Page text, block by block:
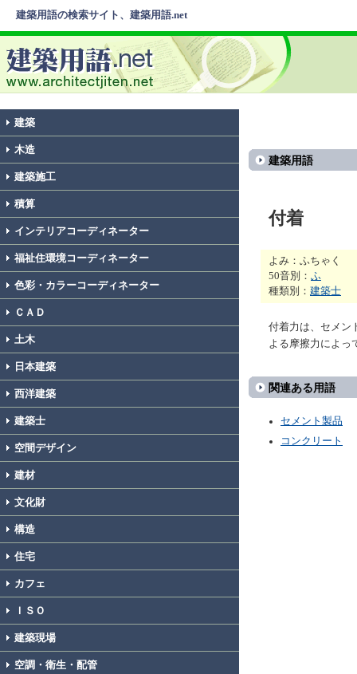
建築用語の検索サイト、建築用語.net
建築
木造
建築施工
積算
インテリアコーディネーター
福祉住環境コーディネーター
色彩・カラーコーディネーター
ＣＡＤ
土木
日本建築
西洋建築
建築士
空間デザイン
建材
文化財
構造
住宅
カフェ
ＩＳＯ
建築現場
空調・衛生・配管
建築用語
付着
よみ：ふちゃく
50音別： ふ
種類別： 建築士
付着力は、セメン
よる摩擦力によっ
関連ある用語
セメント製品
コンクリート